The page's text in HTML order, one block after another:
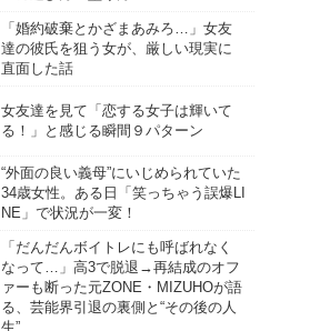
「婚約破棄とかざまあみろ…」女友
達の彼氏を狙う女が、厳しい現実に
直面した話
女友達を見て「恋する女子は輝いて
る！」と感じる瞬間９パターン
“外面の良い義母”にいじめられていた
34歳女性。ある日「笑っちゃう誤爆LI
NE」で状況が一変！
「だんだんボイトレにも呼ばれなく
なって…」高3で脱退→再結成のオフ
ァーも断った元ZONE・MIZUHOが語
る、芸能界引退の裏側と“その後の人
生”